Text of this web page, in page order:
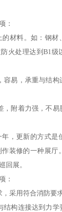
：
材料。如：钢材
火处理达到B1级
易，承重与结构
，附着力强，不
，更新的方式是
装修的一种展厅
回展。
：
采用符合消防要
结构连接达到力学